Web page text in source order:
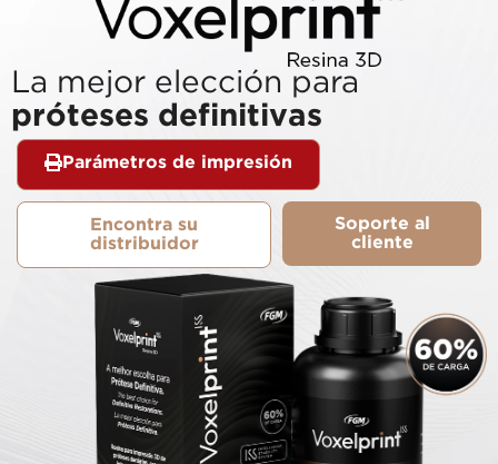
La mejor elección para
próteses definitivas
Parámetros de impresión
Encontra su
distribuidor
Soporte al
cliente